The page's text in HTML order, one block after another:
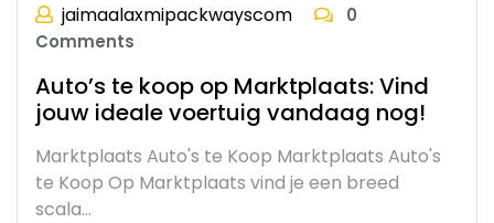
jaimaalaxmipackwayscom
0
Comments
Auto’s te koop op Marktplaats: Vind
jouw ideale voertuig vandaag nog!
Marktplaats Auto's te Koop Marktplaats Auto's
te Koop Op Marktplaats vind je een breed
scala…